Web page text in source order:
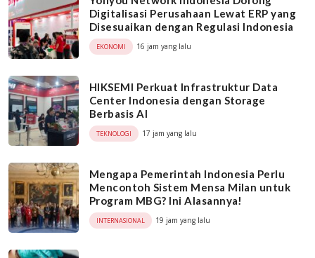
Digitalisasi Perusahaan Lewat ERP yang
Disesuaikan dengan Regulasi Indonesia
EKONOMI 16 jam yang lalu
HIKSEMI Perkuat Infrastruktur Data
Center Indonesia dengan Storage
Berbasis AI
TEKNOLOGI 17 jam yang lalu
Mengapa Pemerintah Indonesia Perlu
Mencontoh Sistem Mensa Milan untuk
Program MBG? Ini Alasannya!
INTERNASIONAL 19 jam yang lalu